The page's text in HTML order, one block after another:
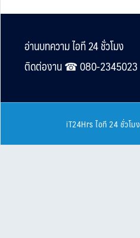
Footer
อ่านบทความ ไอที 24 ชั่วโมง
ติดต่องาน ☎︎ 080-2345023
iT24Hrs ไอที 24 ชั่วโมง